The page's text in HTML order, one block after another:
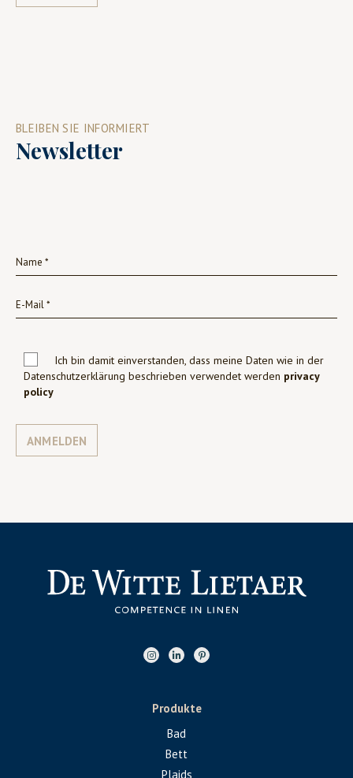
BLEIBEN SIE INFORMIERT
Newsletter
Ich bin damit einverstanden, dass meine Daten wie in der
Datenschutzerklärung beschrieben verwendet werden privacy
policy
ANMELDEN
Produkte
Bad
Bett
Plaids